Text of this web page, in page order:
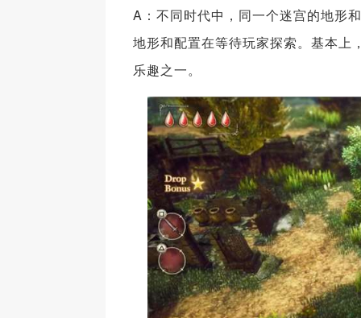
A：不同时代中，同一个迷宫的地形
地形和配置在等待玩家探索。基本上
乐趣之一。